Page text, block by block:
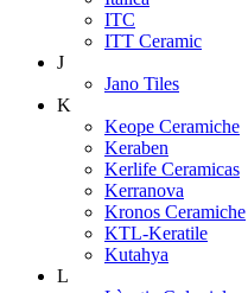
ITC
ITT Ceramic
J
Jano Tiles
K
Keope Ceramiche
Keraben
Kerlife Ceramicas
Kerranova
Kronos Ceramiche
KTL-Keratile
Kutahya
L